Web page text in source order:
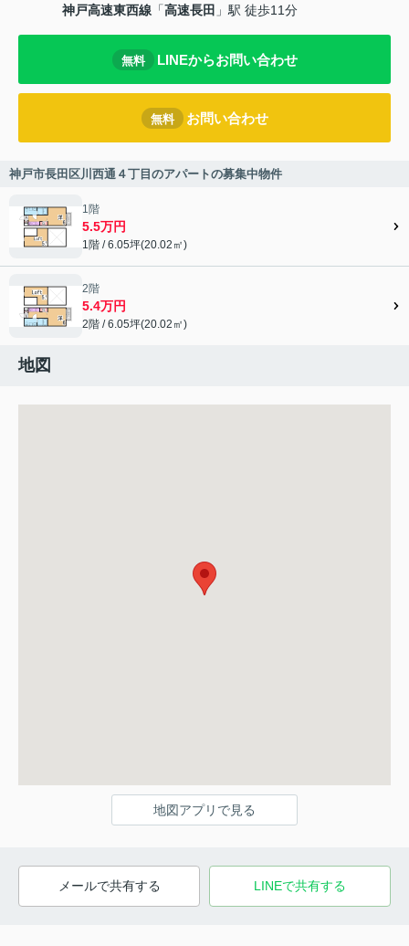
神戸高速東西線 「高速長田 」駅 徒歩11分
無料 LINEからお問い合わせ
無料 お問い合わせ
神戸市長田区川西通４丁目のアパートの募集中物件
1階
5.5万円
1階 / 6.05坪(20.02㎡)
2階
5.4万円
2階 / 6.05坪(20.02㎡)
地図
地図アプリで見る
メールで共有する LINEで共有する